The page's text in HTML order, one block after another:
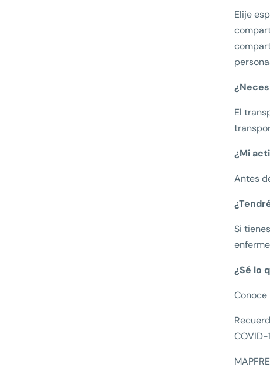
Elije
El
¿Mi
Antes
Si
¿Sé lo